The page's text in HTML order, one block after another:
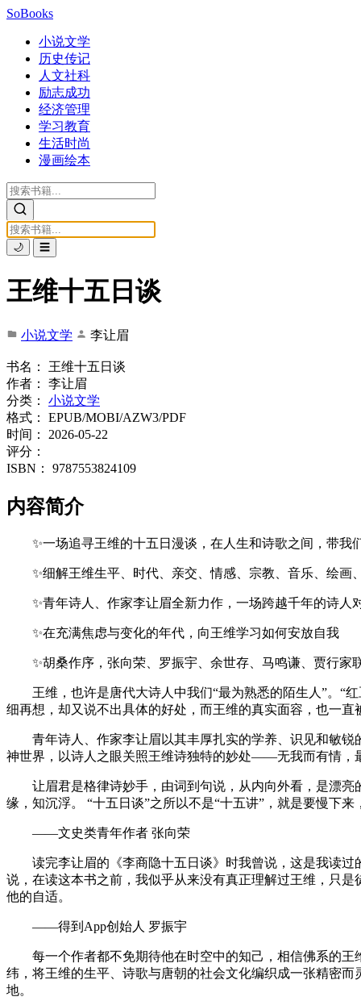
SoBooks
小说文学
历史传记
人文社科
励志成功
经济管理
学习教育
生活时尚
漫画绘本
🌙 ☰
王维十五日谈
小说文学 李让眉
书名：
王维十五日谈
作者：
李让眉
分类：
小说文学
格式：
EPUB/MOBI/AZW3/PDF
时间：
2026-05-22
评分：
ISBN：
9787553824109
内容简介
✨一场追寻王维的十五日漫谈，在人生和诗歌之间，带我
✨细解王维生平、时代、亲交、情感、宗教、音乐、绘
✨青年诗人、作家李让眉全新力作，一场跨越千年的诗人
✨在充满焦虑与变化的年代，向王维学习如何安放自我
✨胡桑作序，张向荣、罗振宇、余世存、马鸣谦、贾行家
王维，也许是唐代大诗人中我们“最为熟悉的陌生人”。“
细再想，却又说不出具体的好处，而王维的真实面容，也一
青年诗人、作家李让眉以其丰厚扎实的学养、识见和敏
神世界，以诗人之眼关照王维诗独特的妙处——无我而有情，
让眉君是格律诗妙手，由词到句说，从内向外看，是漂
缘，知沉浮。 “十五日谈”之所以不是“十五讲”，就是要慢下
——文史类青年作者 张向荣
读完李让眉的《李商隐十五日谈》时我曾说，这是我读
说，在读这本书之前，我似乎从来没有真正理解过王维，只
他的自适。
——得到App创始人 罗振宇
每一个作者都不免期待他在时空中的知己，相信佛系的
纬，将王维的生平、诗歌与唐朝的社会文化编织成一张精密
地。